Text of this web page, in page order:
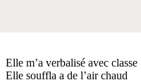
Elle m’a verbalisé avec classe
Elle souffla a de l’air chaud